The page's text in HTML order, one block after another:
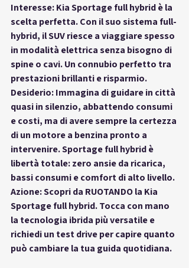
Interesse: Kia Sportage full hybrid è la
scelta perfetta. Con il suo sistema full-
hybrid, il SUV riesce a viaggiare spesso
in modalità elettrica senza bisogno di
spine o cavi. Un connubio perfetto tra
prestazioni brillanti e risparmio.
Desiderio: Immagina di guidare in città
quasi in silenzio, abbattendo consumi
e costi, ma di avere sempre la certezza
di un motore a benzina pronto a
intervenire. Sportage full hybrid è
libertà totale: zero ansie da ricarica,
bassi consumi e comfort di alto livello.
Azione: Scopri da RUOTANDO la Kia
Sportage full hybrid. Tocca con mano
la tecnologia ibrida più versatile e
richiedi un test drive per capire quanto
può cambiare la tua guida quotidiana.